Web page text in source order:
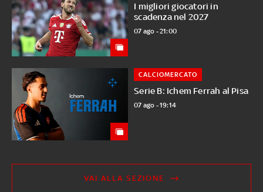
I migliori giocatori in
scadenza nel 2027
07 ago - 21:00
Serie B: Ichem Ferrah al Pisa
CALCIOMERCATO
07 ago - 19:14
VAI ALLA SEZIONE